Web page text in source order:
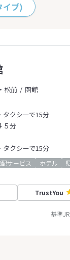
イプ)
松前
函館
クシーで15分
５分
クシーで15分
サービス ホテル
TrustYou
基準